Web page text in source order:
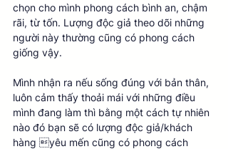
chọn cho mình phong cách bình an, chậm
rãi, từ tốn. Lượng độc giả theo dõi những
người này thường cũng có phong cách
giống vậy.
Mình nhận ra nếu sống đúng với bản thân,
luôn cảm thấy thoải mái với những điều
mình đang làm thì bằng một cách tự nhiên
nào đó bạn sẽ có lượng độc giả/khách
hàng yêu mến cũng có phong cách